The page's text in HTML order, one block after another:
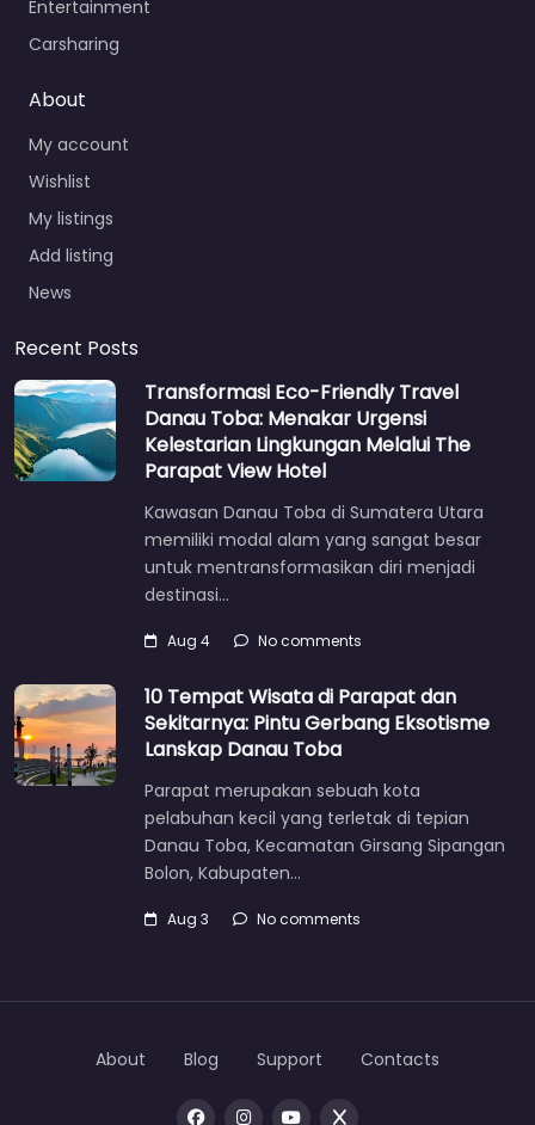
Entertainment
Carsharing
About
My account
Wishlist
My listings
Add listing
News
Recent Posts
Transformasi Eco-Friendly Travel
Danau Toba: Menakar Urgensi
Kelestarian Lingkungan Melalui The
Parapat View Hotel
Kawasan Danau Toba di Sumatera Utara
memiliki modal alam yang sangat besar
untuk mentransformasikan diri menjadi
destinasi…
Aug 4 No comments
10 Tempat Wisata di Parapat dan
Sekitarnya: Pintu Gerbang Eksotisme
Lanskap Danau Toba
Parapat merupakan sebuah kota
pelabuhan kecil yang terletak di tepian
Danau Toba, Kecamatan Girsang Sipangan
Bolon, Kabupaten…
Aug 3 No comments
About Blog Support Contacts